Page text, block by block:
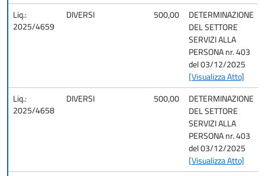
Liq.:
2025/4659
DIVERSI 500,00
DETERMINAZIONE
DEL SETTORE
SERVIZI ALLA
PERSONA nr. 403
del 03/12/2025
[Visualizza Atto]
Liq.:
2025/4658
DIVERSI 500,00
DETERMINAZIONE
DEL SETTORE
SERVIZI ALLA
PERSONA nr. 403
del 03/12/2025
[Visualizza Atto]